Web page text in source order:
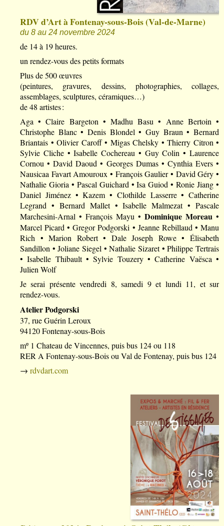
RDV d’Art à Fontenay-sous-Bois (Val-de-Marne)
du 8 au 24 novembre 2024
de 14 à 19 heures.
un rendez-vous des petits formats
Plus de 500 œuvres
(peintures, gravures, dessins, photographies, collages,
assemblages, sculptures, céramiques…)
de 48 artistes :
Aga • Claire Bargeton • Madhu Basu • Anne Bertoin •
Christophe Blanc • Denis Blondel • Guy Braun • Bernard
Briantais • Olivier Caroff • Migas Chelsky • Thierry Citron •
Sylvie Cliche • Isabelle Cochereau • Guy Colin • Laurence
Cornou • David Daoud • Georges Dumas • Cynthia Evers •
Nausicaa Favart Amouroux • François Gaulier • David Géry •
Nathalie Gioria • Pascal Guichard • Isa Guiod • Ronie Jiang •
Daniel Jiménez • Kazem • Clothilde Lasserre • Catherine
Legrand • Bernard Mallet • Isabelle Malmezat • Pascale
Marchesini-Arnal • François Mayu • Dominique Moreau •
Marcel Picard • Gregor Podgorski • Jeanne Rebillaud • Manu
Rich • Marion Robert • Dale Joseph Rowe • Élisabeth
Sandillon • Joliane Siegel • Nathalie Sizaret • Philippe Tertrais
• Isabelle Thibault • Sylvie Touzery • Catherine Vaësca •
Julien Wolf
Je serai présente vendredi 8, samedi 9 et lundi 11, et sur
rendez-vous.
Atelier Podgorski
37, rue Guérin Leroux
94120 Fontenay-sous-Bois
mº 1 Chateau de Vincennes, puis bus 124 ou 118
RER A Fontenay-sous-Bois ou Val de Fontenay, puis bus 124
→ rdvdart.com